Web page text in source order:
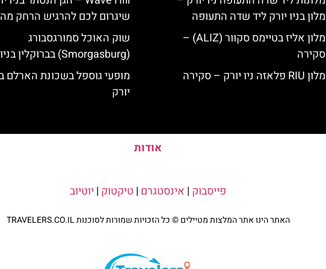
מלון בניו יורק ליד שדה התעופה
מלון אליז בטיימס סקוור (ALIZ) –
סקירה
מלון RIU פלאזה ניו יורק – סקירה
שיגרום לכם להרגיש הרחק
שוק האוכל סמורגסבורג
(Smorgasburg) בברוקלין בניו יורק
מופעי גוספל בשכונת הארלם
יורק
אודות
פייסבוק | אינסטגרם | טיקטוק | יוטיוב
האתר הינו אתר המלצות מטיילים © כל הזכויות שמורות לסוכנות TRAVELERS.CO.IL